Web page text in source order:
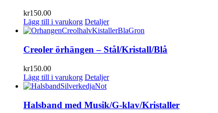
kr150.00
Lägg till i varukorg Detaljer
Creoler örhängen – Stål/Kristall/Blå
kr150.00
Lägg till i varukorg Detaljer
Halsband med Musik/G-klav/Kristaller